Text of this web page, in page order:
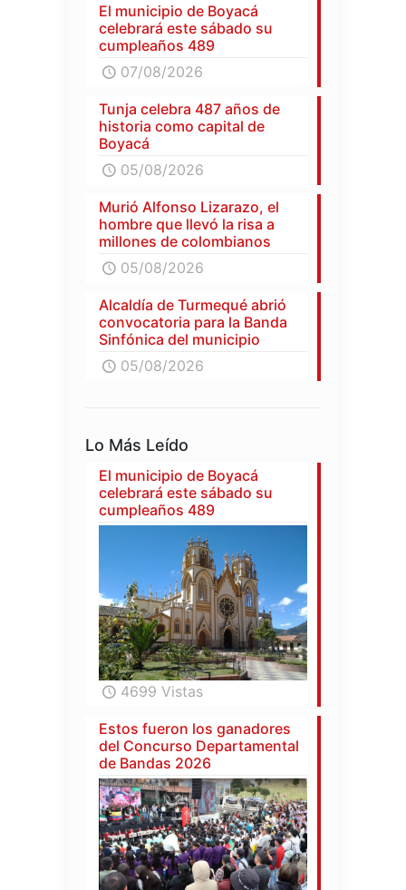
El municipio de Boyacá
celebrará este sábado su
cumpleaños 489
07/08/2026
Tunja celebra 487 años de
historia como capital de
Boyacá
05/08/2026
Murió Alfonso Lizarazo, el
hombre que llevó la risa a
millones de colombianos
05/08/2026
Alcaldía de Turmequé abrió
convocatoria para la Banda
Sinfónica del municipio
05/08/2026
Lo Más Leído
El municipio de Boyacá
celebrará este sábado su
cumpleaños 489
4699 Vistas
Estos fueron los ganadores
del Concurso Departamental
de Bandas 2026